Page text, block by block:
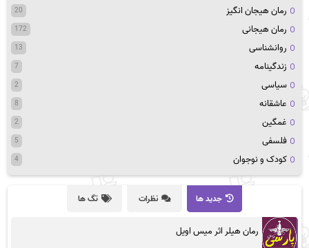
رمان هیجان انگیز 20
رمان هیجانی 172
روانشناسی 13
زندگینامه 7
سیاسی 2
عاشقانه 8
غمگین 2
فلسفی 5
کودک و نوجوان 4
جدید ها نظرات تگ ها
رمان هیلر اثر میس اویل